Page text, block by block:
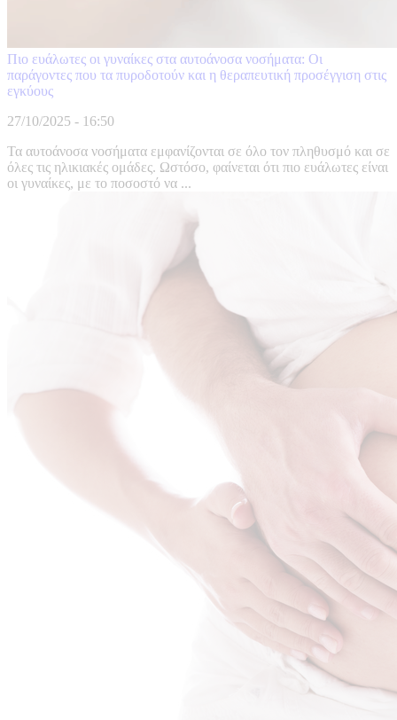
Πιο ευάλωτες οι γυναίκες στα αυτοάνοσα νοσήματα: Oι
παράγοντες που τα πυροδοτούν και η θεραπευτική προσέγγιση στις
εγκύους
27/10/2025 - 16:50
Τα αυτοάνοσα νοσήματα εμφανίζονται σε όλο τον πληθυσμό και σε
όλες τις ηλικιακές ομάδες. Ωστόσο, φαίνεται ότι πιο ευάλωτες είναι
οι γυναίκες, με το ποσοστό να ...